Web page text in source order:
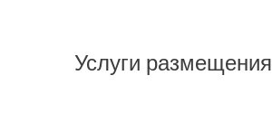
Услуги размещения